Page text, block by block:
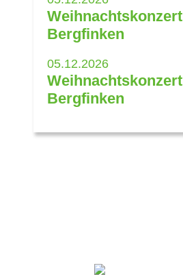
Weihnachtskonzert
Bergfinken
05.12.2026
Weihnachtskonzert
Bergfinken